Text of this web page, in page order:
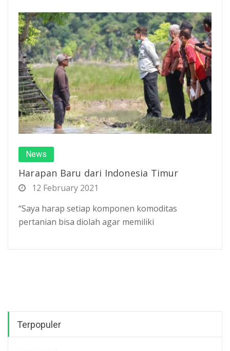
News
Harapan Baru dari Indonesia Timur
12 February 2021
“Saya harap setiap komponen komoditas
pertanian bisa diolah agar memiliki
Terpopuler